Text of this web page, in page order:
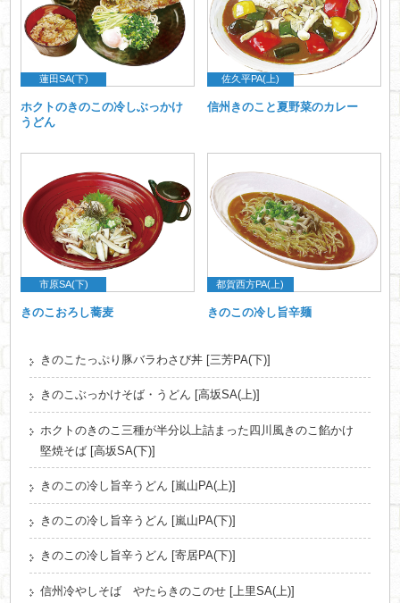
蓮田SA(下)
ホクトのきのこの冷しぶっかけ
うどん
佐久平PA(上)
信州きのこと夏野菜のカレー
市原SA(下)
きのこおろし蕎麦
都賀西方PA(上)
きのこの冷し旨辛麺
きのこたっぷり豚バラわさび丼 [三芳PA(下)]
きのこぶっかけそば・うどん [高坂SA(上)]
ホクトのきのこ三種が半分以上詰まった四川風きのこ餡かけ
堅焼そば [高坂SA(下)]
きのこの冷し旨辛うどん [嵐山PA(上)]
きのこの冷し旨辛うどん [嵐山PA(下)]
きのこの冷し旨辛うどん [寄居PA(下)]
信州冷やしそば やたらきのこのせ [上里SA(上)]